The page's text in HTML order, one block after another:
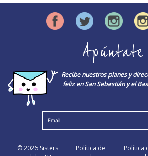
Apúntate
Recibe nuestros planes y
feliz en San Sebastián y el
© 2026 Sisters
Política de
Política